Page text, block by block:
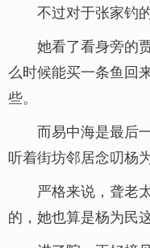
不过对于张家钓
她看了看身旁的
么时候能买一条鱼回
些。
而易中海是最后
听着街坊邻居念叨杨
严格来说，聋老
的，她也算是杨为民